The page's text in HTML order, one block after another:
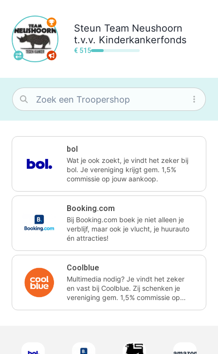
Steun Team Neushoorn
t.v.v. Kinderkankerfonds
€ 515
bol
Wat je ook zoekt, je vindt het zeker bij
bol. Je vereniging krijgt gem. 1,5%
commissie op jouw aankoop.
Booking.com
Bij Booking.com boek je niet alleen je
verblijf, maar ook je vlucht, je huurauto
én attracties!
Coolblue
Multimedia nodig? Je vindt het zeker
en vast bij Coolblue. Zij schenken je
vereniging gem. 1,5% commissie op